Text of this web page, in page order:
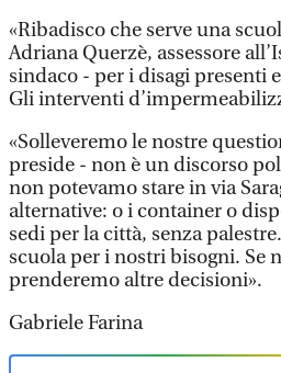
«Ribadisco che serve una
Adriana Querzè, assessore
sindaco - per i disagi presenti
Gli interventi
«Solleveremo le nostre
preside - non è un discorso
non potevamo stare in via
alternative: o i container o
sedi per la città, senza
scuola per i nostri bisogni. Se
prenderemo altre decisioni».
Gabriele Farina